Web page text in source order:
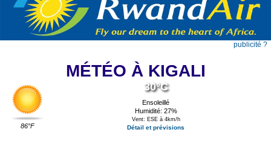
publicité ?
MÉTÉO À KIGALI
86°F
30°C
Ensoleillé
Humidité: 27%
Vent: ESE à 4km/h
Détail et prévisions